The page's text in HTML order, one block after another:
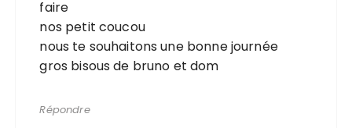
faire
nos petit coucou
nous te souhaitons une bonne journée
gros bisous de bruno et dom
Répondre